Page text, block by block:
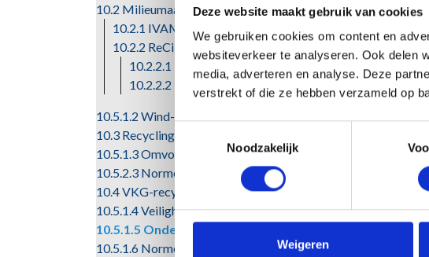
Deze website maakt gebruik van cookies
We gebruiken cookies om content en
websiteverkeer te analyseren. Ook delen
media, adverteren en analyse. Deze
verstrekt of die ze hebben verzameld op
Noodzakelijk
Weigeren
10.2 Milieumaat van pvc
10.2.1 IVAM-rapportage
10.2.2 ReCiPe-methode
10.2.2.1 Nulmeting
10.2.2.2 Milieu-impact
10.5.1.2 Wind- en waterdichtheid PV-panelen
10.3 Recycling
10.5.1.3 Omvormerruimte
10.5.2.3 Normen en richtlijnen
10.4 VKG-recyclingsysteem
10.5.1.4 Veiligheid
10.5.1.5 Onderhoud en reiniging
10.5.1.6 Normen en richtlijnen